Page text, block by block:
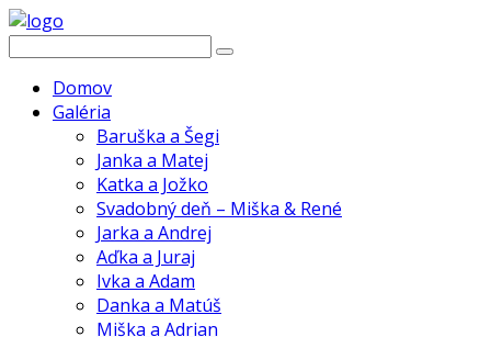
Domov
Galéria
Baruška a Šegi
Janka a Matej
Katka a Jožko
Svadobný deň – Miška & René
Jarka a Andrej
Aďka a Juraj
Ivka a Adam
Danka a Matúš
Miška a Adrian